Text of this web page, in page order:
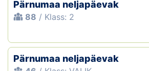
Pärnumaa neljapäevak
88 / Klass: 2
Pärnumaa neljapäevak